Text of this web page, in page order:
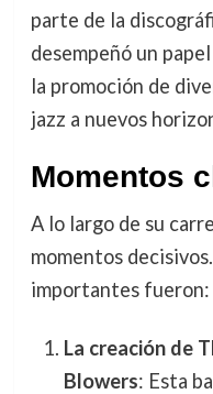
parte de la
desempeñó un
la promoción de
jazz a nuevos
Momentos
A lo largo de su
momentos
importantes fueron:
La creación de
Blowers: Esta